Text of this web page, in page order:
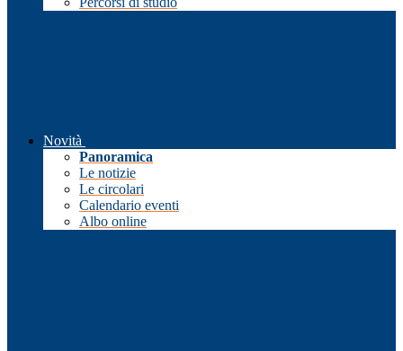
Novità
Panoramica
Le notizie
Le circolari
Calendario eventi
Albo online